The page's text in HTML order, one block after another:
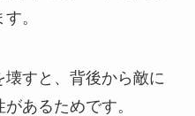
。
すと、背後から敵に
あるためです。